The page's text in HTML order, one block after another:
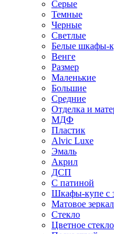
Серые
Темные
Черные
Светлые
Белые шкафы-
Венге
Размер
Маленькие
Большие
Средние
Отделка и
МДФ
Пластик
Alvic Luxe
Эмаль
Акрил
ДСП
С патиной
Шкафы-купе с
Матовое
Стекло
Цветное стекло